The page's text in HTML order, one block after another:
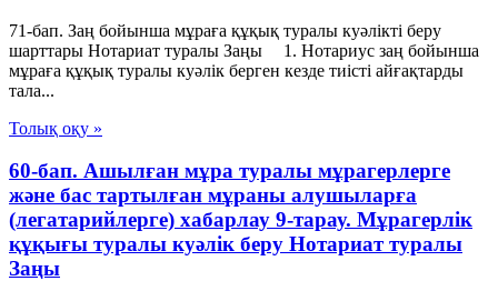
71-бап. Заң бойынша мұраға құқық туралы куәлiктi беру
шарттары Нотариат туралы Заңы 1. Нотариус заң бойынша
мұраға құқық туралы куәлiк берген кезде тиiстi айғақтарды
тала...
Толық оқу »
60-бап. Ашылған мұра туралы мұрагерлерге
және бас тартылған мұраны алушыларға
(легатарийлерге) хабарлау 9-тарау. Мұрагерлiк
құқығы туралы куәлiк беру Нотариат туралы
Заңы